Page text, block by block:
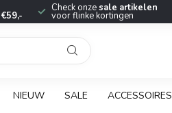
€59,-
Check onzesale artikelen
voor flinke kortingen
NIEUW SALE ACCESSOIRES